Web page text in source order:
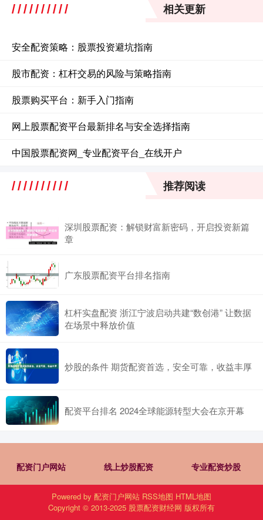
相关更新
安全配资策略：股票投资避坑指南
股市配资：杠杆交易的风险与策略指南
股票购买平台：新手入门指南
网上股票配资平台最新排名与安全选择指南
中国股票配资网_专业配资平台_在线开户
推荐阅读
深圳股票配资：解锁财富新密码，开启投资新篇
章
广东股票配资平台排名指南
杠杆实盘配资 浙江宁波启动共建“数创港” 让数据
在场景中释放价值
炒股的条件 期货配资首选，安全可靠，收益丰厚
配资平台排名 2024全球能源转型大会在京开幕
配资门户网站 线上炒股配资 专业配资炒股
Powered by 配资门户网站 RSS地图 HTML地图
Copyright © 2013-2025 股票配资财经网 版权所有